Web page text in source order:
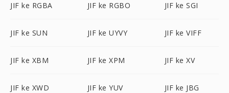
JIF ke RGBA JIF ke RGBO JIF ke SGI
JIF ke SUN JIF ke UYVY JIF ke VIFF
JIF ke XBM JIF ke XPM JIF ke XV
JIF ke XWD JIF ke YUV JIF ke JBG